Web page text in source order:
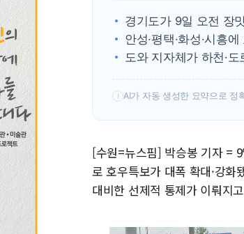
경기도가 9일 오전 장
안성·평택·화성·시흥
도와 지자체가 하천·
! AI가 자동 생성한 요약으로 정
[수원=뉴스핌] 박승봉 기자 =
로 호우특보가 대폭 확대·강
대비한 선제적 통제가 이뤄지